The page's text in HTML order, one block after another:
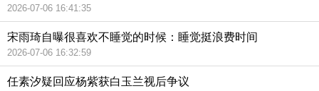
2026-07-06 16:41:35
宋雨琦自曝很喜欢不睡觉的时候：睡觉挺浪费时间
2026-07-06 16:32:59
任素汐疑回应杨紫获白玉兰视后争议